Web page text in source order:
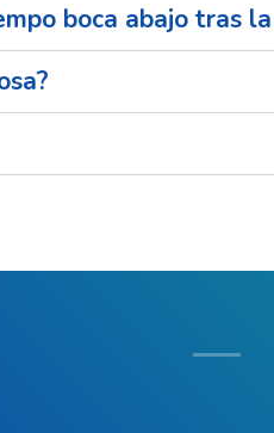
boca abajo tras